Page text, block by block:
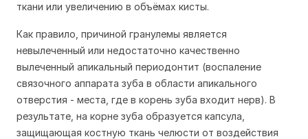
ткани или увеличению в объёмах кисты.
Как правило, причиной гранулемы является
невылеченный или недостаточно качественно
вылеченный апикальный периодонтит (воспаление
связочного аппарата зуба в области апикального
отверстия - места, где в корень зуба входит нерв). В
результате, на корне зуба образуется капсула,
защищающая костную ткань челюсти от воздействия